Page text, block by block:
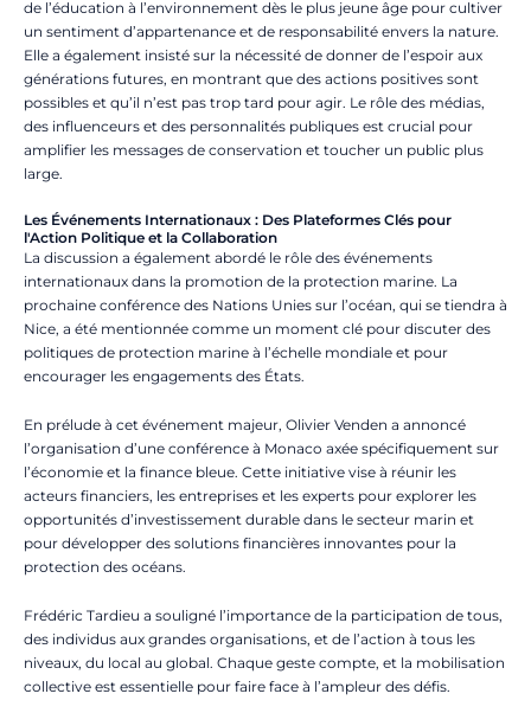
de l’éducation à l’environnement dès le plus jeune âge pour cultiver
un sentiment d’appartenance et de responsabilité envers la nature.
Elle a également insisté sur la nécessité de donner de l’espoir aux
générations futures, en montrant que des actions positives sont
possibles et qu’il n’est pas trop tard pour agir. Le rôle des médias,
des influenceurs et des personnalités publiques est crucial pour
amplifier les messages de conservation et toucher un public plus
large.
Les Événements Internationaux : Des Plateformes Clés pour
l'Action Politique et la Collaboration
La discussion a également abordé le rôle des événements
internationaux dans la promotion de la protection marine. La
prochaine conférence des Nations Unies sur l’océan, qui se tiendra à
Nice, a été mentionnée comme un moment clé pour discuter des
politiques de protection marine à l’échelle mondiale et pour
encourager les engagements des États.
En prélude à cet événement majeur, Olivier Venden a annoncé
l’organisation d’une conférence à Monaco axée spécifiquement sur
l’économie et la finance bleue. Cette initiative vise à réunir les
acteurs financiers, les entreprises et les experts pour explorer les
opportunités d’investissement durable dans le secteur marin et
pour développer des solutions financières innovantes pour la
protection des océans.
Frédéric Tardieu a souligné l’importance de la participation de tous,
des individus aux grandes organisations, et de l’action à tous les
niveaux, du local au global. Chaque geste compte, et la mobilisation
collective est essentielle pour faire face à l’ampleur des défis.